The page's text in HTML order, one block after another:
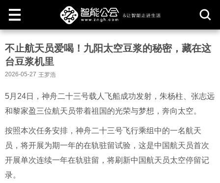
取
不止航天员爱喝！九阳太空豆浆的秘密，藏在这
台豆浆机里
2026-05-27 王罗浩
5月24日，神舟二十三号载人飞船成功发射，朱杨柱、张志远
和黎家盈三位航天员带着祖国的光荣与梦想，奔向太空。
按照本次任务安排，神舟二十三号飞行乘组中的一名航天
员，将开展为期一年的在轨驻留试验，这是中国航天员首次
开展单次连续一年在轨驻留，将刷新中国航天员太空停留记
录。